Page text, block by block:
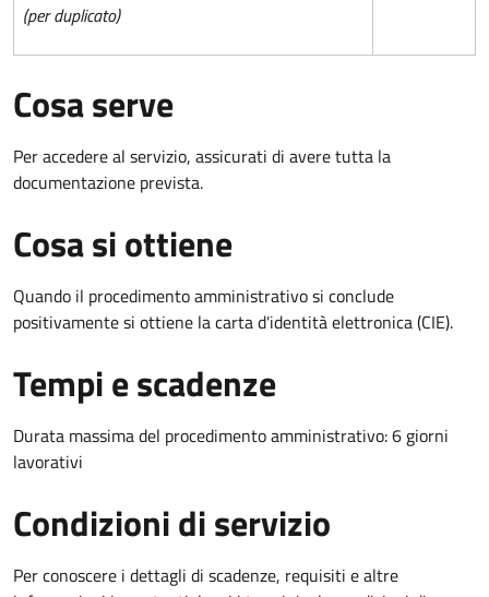
(per duplicato)
Cosa serve
Per accedere al servizio, assicurati di avere tutta la
documentazione prevista.
Cosa si ottiene
Quando il procedimento amministrativo si conclude
positivamente si ottiene la carta d'identità elettronica (CIE).
Tempi e scadenze
Durata massima del procedimento amministrativo: 6 giorni
lavorativi
Condizioni di servizio
Per conoscere i dettagli di scadenze, requisiti e altre